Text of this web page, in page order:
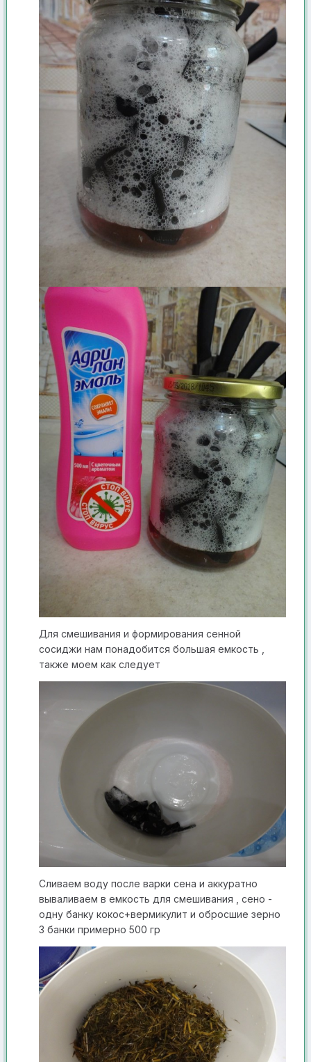
Для смешивания и формиров ания сенной
сосиджи нам пон адобится большая емкость ,
также моем как следует
Сливаем воду после варки сена и аккуратно
вываливаем в емкость для смешивания , сено -
одну банку кокос+вермикулит и обросшие зерно
3 банки примерно 500 гр